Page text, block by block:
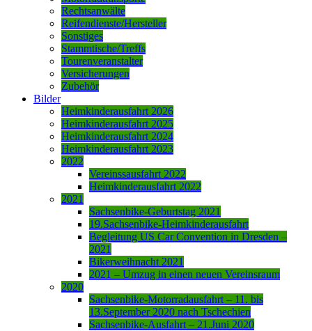
Rechtsanwälte
Reifendienste/Hersteller
Sonstiges
Stammtische/Treffs
Tourenveranstalter
Versicherungen
Zubehör
Bilder
Heimkinderausfahrt 2026
Heimkinderausfahrt 2025
Heimkinderausfahrt 2024
Heimkinderausfahrt 2023
2022
Vereinssausfahrt 2022
Heimkinderausfahrt 2022
2021
Sachsenbike-Geburtstag 2021
19.Sachsenbike-Heimkinderausfahrt
Begleitung US Car Convention in Dresden –
2021
Bikerweihnacht 2021
2021 – Umzug in einen neuen Vereinsraum
2020
Sachsenbike-Motorradausfahrt – 11. bis
13.September 2020 nach Tschechien
Sachsenbike-Ausfahrt – 21.Juni 2020